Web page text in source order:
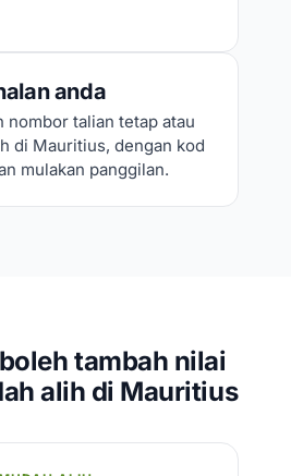
anda
nombor talian tetap atau
di Mauritius, dengan kod
mulakan panggilan.
tambah nilai
alih di Mauritius